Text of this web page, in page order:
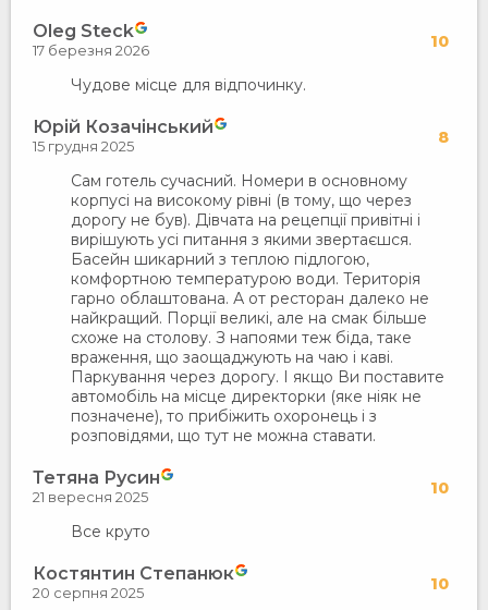
Oleg Steck 10
17 березня 2026
Чудове місце для відпочинку.
Юрій Козачінський 8
15 грудня 2025
Сам готель сучасний. Номери в основному
корпусі на високому рівні (в тому, що через
дорогу не був). Дівчата на рецепції привітні і
вирішують усі питання з якими звертаєшся.
Басейн шикарний з теплою підлогою,
комфортною температурою води. Територія
гарно облаштована. А от ресторан далеко не
найкращий. Порції великі, але на смак більше
схоже на столову. З напоями теж біда, таке
враження, що заощаджують на чаю і каві.
Паркування через дорогу. І якщо Ви поставите
автомобіль на місце директорки (яке ніяк не
позначене), то прибіжить охоронець і з
розповідями, що тут не можна ставати.
Тетяна Русин 10
21 вересня 2025
Все круто
Костянтин Степанюк 10
20 серпня 2025